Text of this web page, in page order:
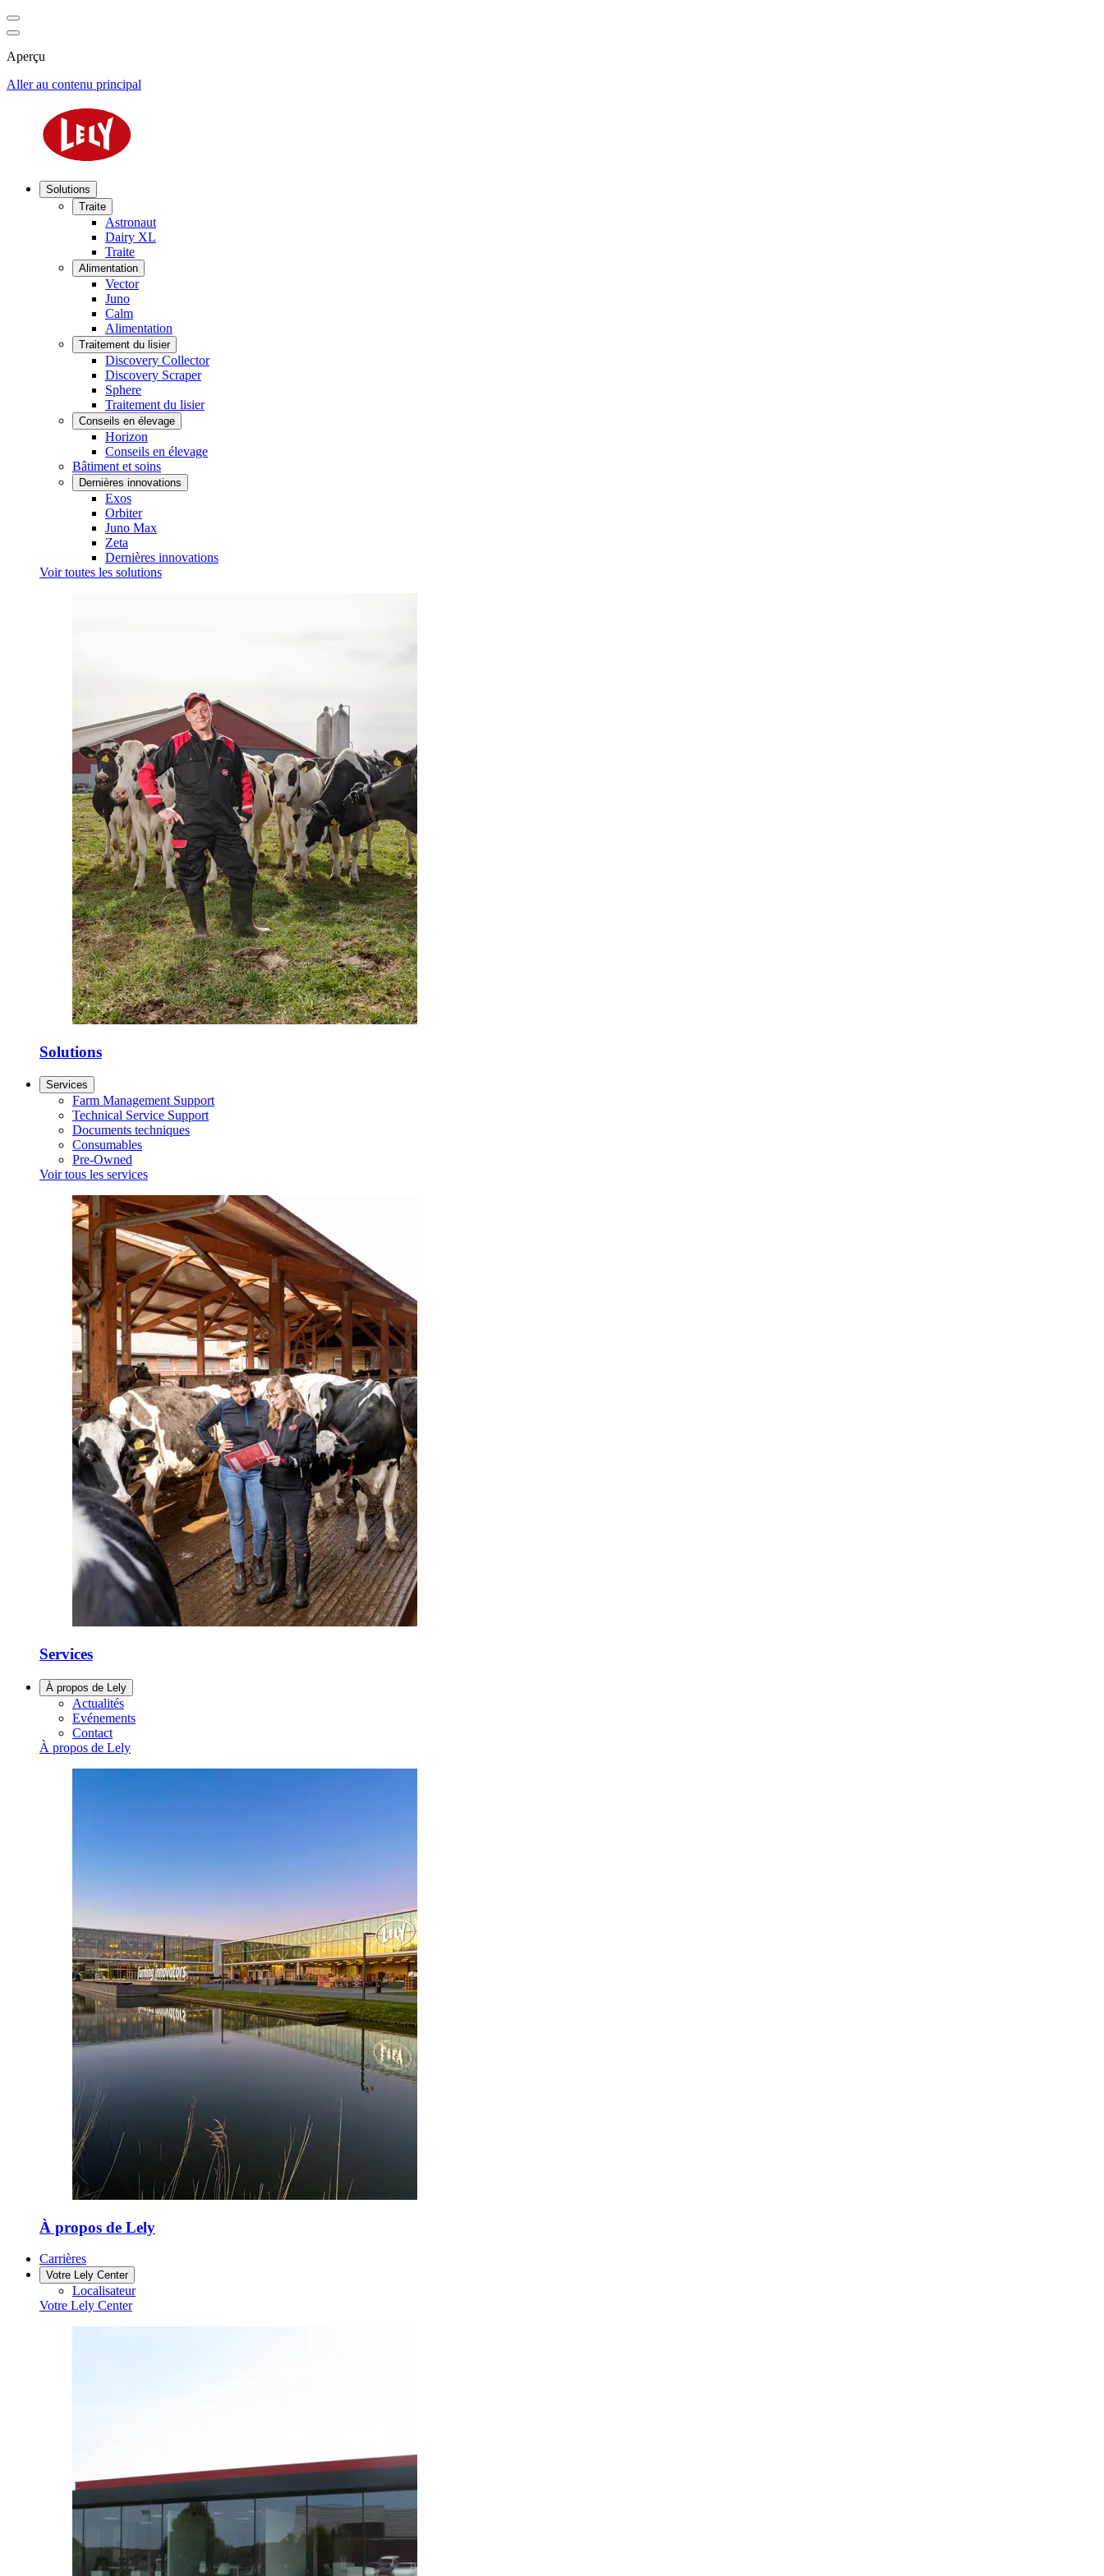
Aperçu
Aller au contenu principal
Solutions
Traite
Astronaut
Dairy XL
Traite
Alimentation
Vector
Juno
Calm
Alimentation
Traitement du lisier
Discovery Collector
Discovery Scraper
Sphere
Traitement du lisier
Conseils en élevage
Horizon
Conseils en élevage
Bâtiment et soins
Dernières innovations
Exos
Orbiter
Juno Max
Zeta
Dernières innovations
Voir toutes les solutions
Solutions
Services
Farm Management Support
Technical Service Support
Documents techniques
Consumables
Pre-Owned
Voir tous les services
Services
À propos de Lely
Actualités
Evénements
Contact
À propos de Lely
À propos de Lely
Carrières
Votre Lely Center
Localisateur
Votre Lely Center